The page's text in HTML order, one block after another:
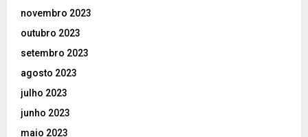
novembro 2023
outubro 2023
setembro 2023
agosto 2023
julho 2023
junho 2023
maio 2023